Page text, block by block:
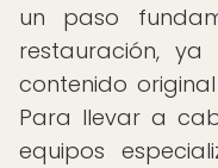
un paso
restauración,
contenido
Para llevar a
equipos